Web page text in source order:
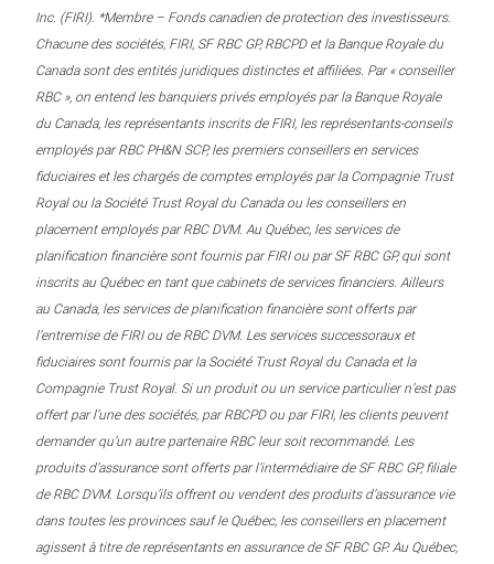
Inc. (FIRI). *Membre – Fonds canadien de protection des investisseurs.
Chacune des sociétés, FIRI, SF RBC GP, RBCPD et la Banque Royale du
Canada sont des entités juridiques distinctes et affiliées. Par « conseiller
RBC », on entend les banquiers privés employés par la Banque Royale
du Canada, les représentants inscrits de FIRI, les représentants-conseils
employés par RBC PH&N SCP, les premiers conseillers en services
fiduciaires et les chargés de comptes employés par la Compagnie Trust
Royal ou la Société Trust Royal du Canada ou les conseillers en
placement employés par RBC DVM. Au Québec, les services de
planification financière sont fournis par FIRI ou par SF RBC GP, qui sont
inscrits au Québec en tant que cabinets de services financiers. Ailleurs
au Canada, les services de planification financière sont offerts par
l’entremise de FIRI ou de RBC DVM. Les services successoraux et
fiduciaires sont fournis par la Société Trust Royal du Canada et la
Compagnie Trust Royal. Si un produit ou un service particulier n’est pas
offert par l’une des sociétés, par RBCPD ou par FIRI, les clients peuvent
demander qu’un autre partenaire RBC leur soit recommandé. Les
produits d’assurance sont offerts par l’intermédiaire de SF RBC GP, filiale
de RBC DVM. Lorsqu’ils offrent ou vendent des produits d’assurance vie
dans toutes les provinces sauf le Québec, les conseillers en placement
agissent à titre de représentants en assurance de SF RBC GP. Au Québec,